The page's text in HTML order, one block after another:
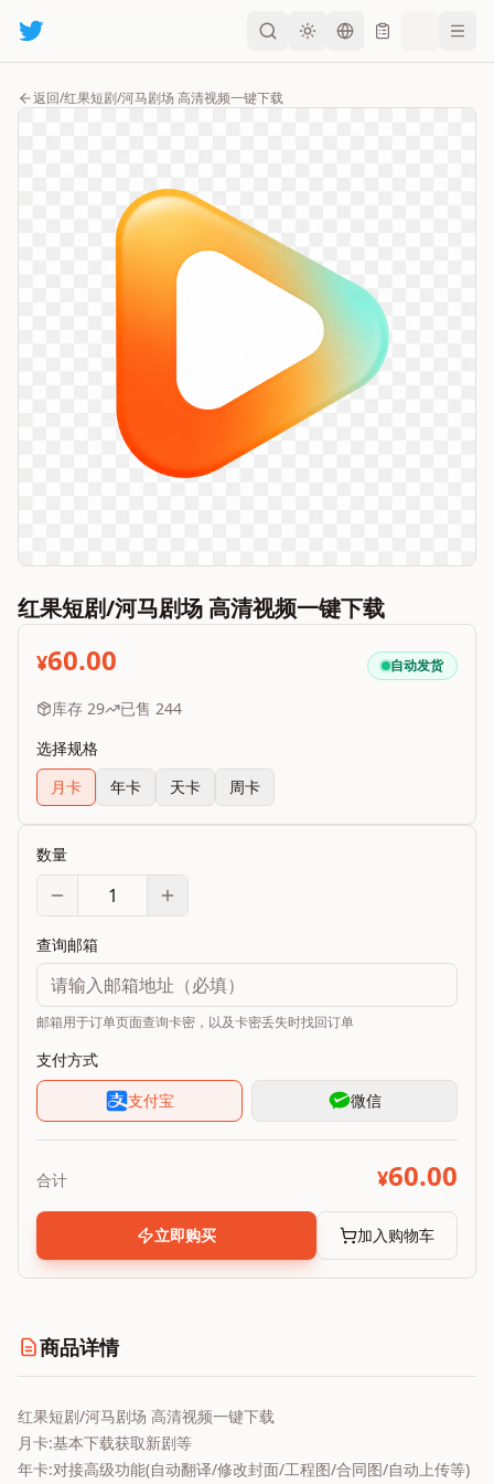
返回/红果短剧/河马剧场 高清视频一键下载
红果短剧/河马剧场 高清视频一键下载
¥60.00 自动发货
库存 29 已售 244
选择规格
月卡
年卡 天卡 周卡
数量
查询邮箱
邮箱用于订单页面查询卡密，以及卡密丢失时找回订单
支付方式
支付宝
微信
合计 ¥60.00
立即购买 加入购物车
商品详情
红果短剧/河马剧场 高清视频一键下载
月卡:基本下载获取新剧等
年卡:对接高级功能(自动翻译/修改封面/工程图/合同图/自动上传等)